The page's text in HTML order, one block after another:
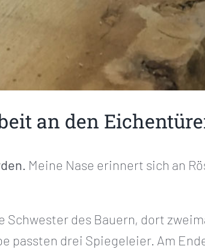
an den
Meine Nase erinnert sich an
Schwester des Bauern, dort
passten drei Spiegeleier. Am